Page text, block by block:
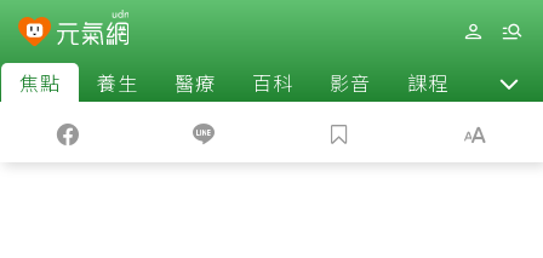
焦點 養生 醫療 百科 影音 課程 退休